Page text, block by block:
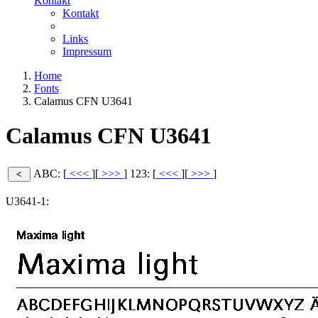
Kontakt
Links
Impressum
Home
Fonts
Calamus CFN U3641
Calamus CFN U3641
ABC: [ <<< ][ >>> ] 123: [ <<< ][ >>> ]
U3641-1: